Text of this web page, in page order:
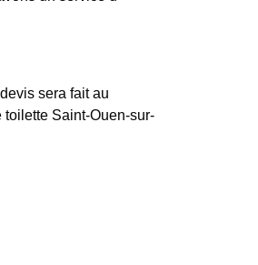
sera fait au
Saint-Ouen-sur-